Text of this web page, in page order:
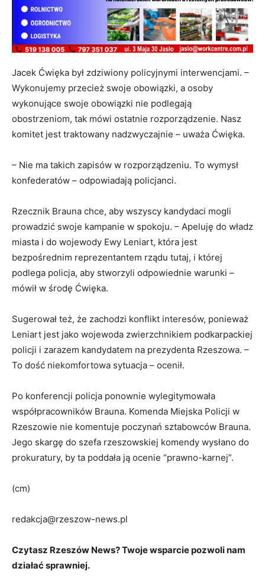
Jacek Ćwięka był zdziwiony policyjnymi interwencjami. –
Wykonujemy przecież swoje obowiązki, a osoby
wykonujące swoje obowiązki nie podlegają
obostrzeniom, tak mówi ostatnie rozporządzenie. Nasz
komitet jest traktowany nadzwyczajnie – uważa Ćwięka.
– Nie ma takich zapisów w rozporządzeniu. To wymysł
konfederatów – odpowiadają policjanci.
Rzecznik Brauna chce, aby wszyscy kandydaci mogli
prowadzić swoje kampanie w spokoju. – Apeluję do władz
miasta i do wojewody Ewy Leniart, która jest
bezpośrednim reprezentantem rządu tutaj, i której
podlega policja, aby stworzyli odpowiednie warunki –
mówił w środę Ćwięka.
Sugerował też, że zachodzi konflikt interesów, ponieważ
Leniart jest jako wojewoda zwierzchnikiem podkarpackiej
policji i zarazem kandydatem na prezydenta Rzeszowa. –
To dość niekomfortowa sytuacja – ocenił.
Po konferencji policja ponownie wylegitymowała
współpracowników Brauna. Komenda Miejska Policji w
Rzeszowie nie komentuje poczynań sztabowców Brauna.
Jego skargę do szefa rzeszowskiej komendy wysłano do
prokuratury, by ta poddała ją ocenie “prawno-karnej”.
(cm)
redakcja@rzeszow-news.pl
Czytasz Rzeszów News? Twoje wsparcie pozwoli nam
działać sprawniej.